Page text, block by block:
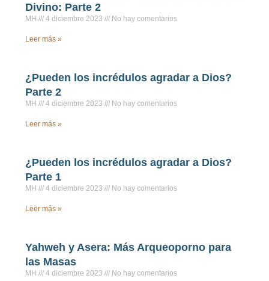
Divino: Parte 2
MH 4 diciembre 2023 No hay comentarios
Leer más »
¿Pueden los incrédulos agradar a Dios?
Parte 2
MH 4 diciembre 2023 No hay comentarios
Leer más »
¿Pueden los incrédulos agradar a Dios?
Parte 1
MH 4 diciembre 2023 No hay comentarios
Leer más »
Yahweh y Asera: Más Arqueoporno para
las Masas
MH 4 diciembre 2023 No hay comentarios